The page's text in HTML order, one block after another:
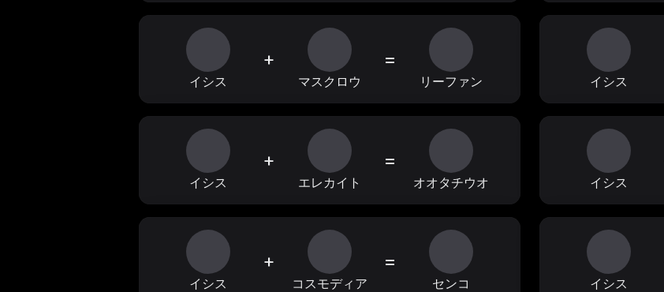
イシス
+
マスクロウ
=
リーファン イシス
イシス
+
エレカイト
=
オオタチウオ イシス
イシス
+
コスモディア
=
センコ イシス